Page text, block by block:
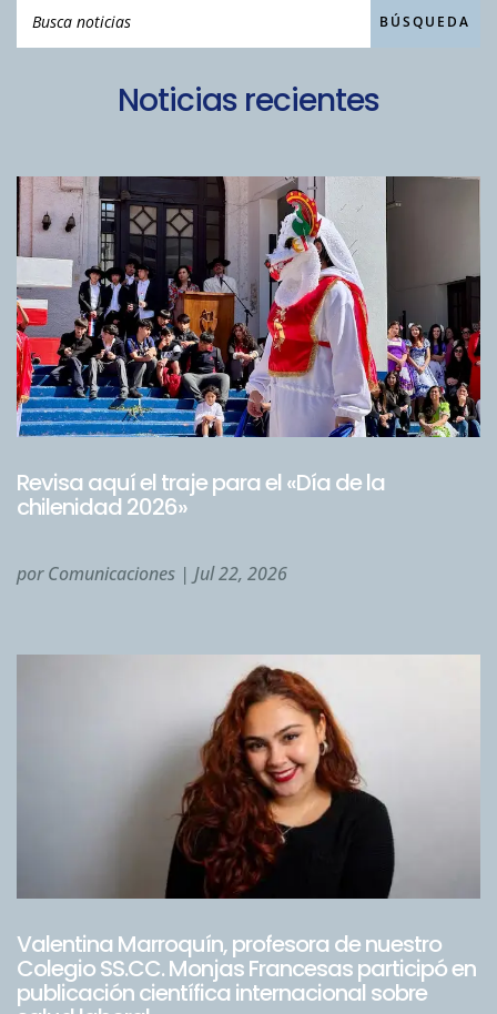
Noticias recientes
Revisa aquí el traje para el «Día de la
chilenidad 2026»
porComunicaciones | Jul 22, 2026
Valentina Marroquín, profesora de nuestro
Colegio SS.CC. Monjas Francesas participó en
publicación científica internacional sobre